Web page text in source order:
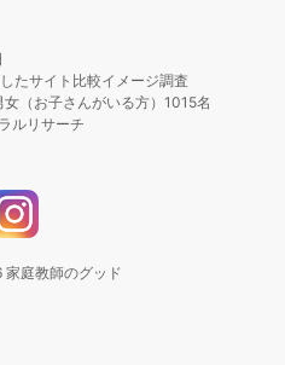
たサイト比較イメージ調査
（お子さんがいる方）1015名
ルリサーチ
家庭教師のグッド